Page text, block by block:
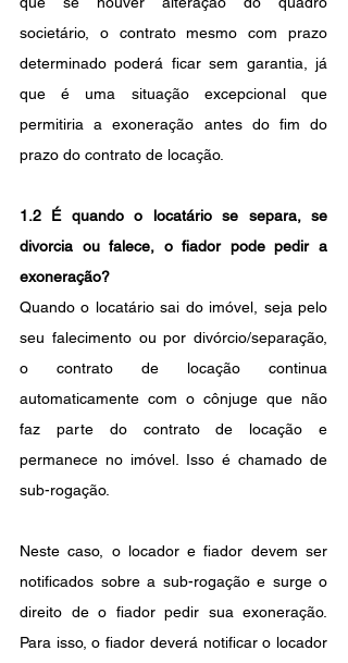
societário, o contrato mesmo com prazo
determinado poderá ficar sem garantia, já
que é uma situação excepcional que
permitiria a exoneração antes do fim do
prazo do contrato de locação.
1.2 É quando o locatário se separa, se
divorcia ou falece, o fiador pode pedir a
exoneração?
Quando o locatário sai do imóvel, seja pelo
seu falecimento ou por divórcio/separação,
o contrato de locação continua
automaticamente com o cônjuge que não
faz parte do contrato de locação e
permanece no imóvel. Isso é chamado de
sub-rogação.
Neste caso, o locador e fiador devem ser
notificados sobre a sub-rogação e surge o
direito de o fiador pedir sua exoneração.
Para isso, o fiador deverá notificar o locador